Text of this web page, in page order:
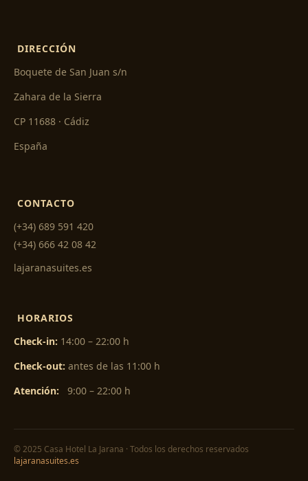
DIRECCIÓN
Boquete de San Juan s/n
Zahara de la Sierra
CP 11688 · Cádiz
España
CONTACTO
(+34) 689 591 420
(+34) 666 42 08 42
lajaranasuites.es
HORARIOS
Check-in: 14:00 – 22:00 h
Check-out: antes de las 11:00 h
Atención: 9:00 – 22:00 h
© 2025 Casa Hotel La Jarana · Todos los derechos reservados
lajaranasuites.es